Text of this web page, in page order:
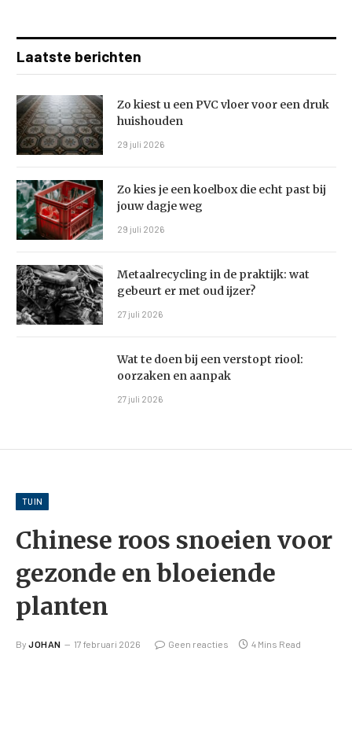
Laatste berichten
Zo kiest u een PVC vloer voor een druk
huishouden
29 juli 2026
Zo kies je een koelbox die echt past bij
jouw dagje weg
29 juli 2026
Metaalrecycling in de praktijk: wat
gebeurt er met oud ijzer?
27 juli 2026
Wat te doen bij een verstopt riool:
oorzaken en aanpak
27 juli 2026
TUIN
Chinese roos snoeien voor
gezonde en bloeiende
planten
By JOHAN 17 februari 2026 Geen reacties 4 Mins Read